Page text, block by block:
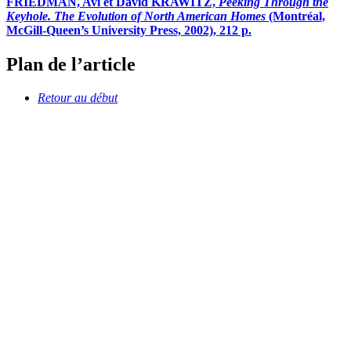
Keyhole. The Evolution of North American Homes (Montréal,
McGill-Queen’s University Press, 2002), 212 p.
Plan de l’article
Retour au début